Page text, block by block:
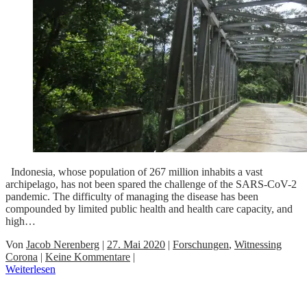
Indonesia, whose population of 267 million inhabits a vast
archipelago, has not been spared the challenge of the SARS-CoV-2
pandemic. The difficulty of managing the disease has been
compounded by limited public health and health care capacity, and
high…
Von Jacob Nerenberg | 27. Mai 2020 | Forschungen, Witnessing
Corona | Keine Kommentare |
Weiterlesen